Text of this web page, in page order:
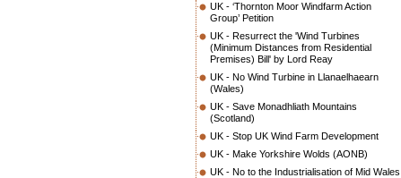
UK - ‘Thornton Moor Windfarm Action
Group’ Petition
UK - Resurrect the 'Wind Turbines
(Minimum Distances from Residential
Premises) Bill' by Lord Reay
UK - No Wind Turbine in Llanaelhaearn
(Wales)
UK - Save Monadhliath Mountains
(Scotland)
UK - Stop UK Wind Farm Development
UK - Make Yorkshire Wolds (AONB)
UK - No to the Industrialisation of Mid Wales